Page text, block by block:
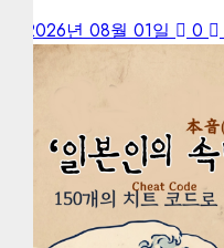
2026년 08월 01일 0